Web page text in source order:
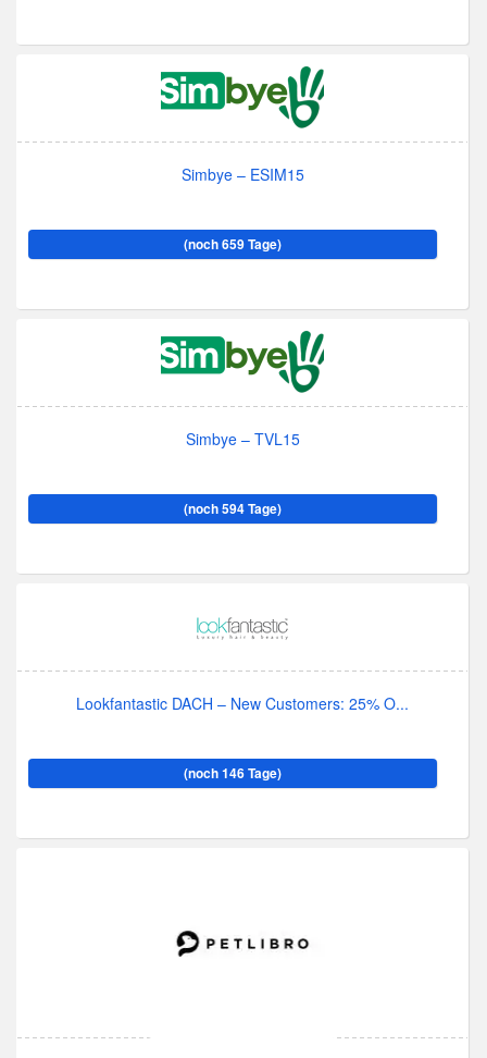
Simbye – ESIM15
(noch 659 Tage)
Simbye – TVL15
(noch 594 Tage)
Lookfantastic DACH – New Customers: 25% O...
(noch 146 Tage)